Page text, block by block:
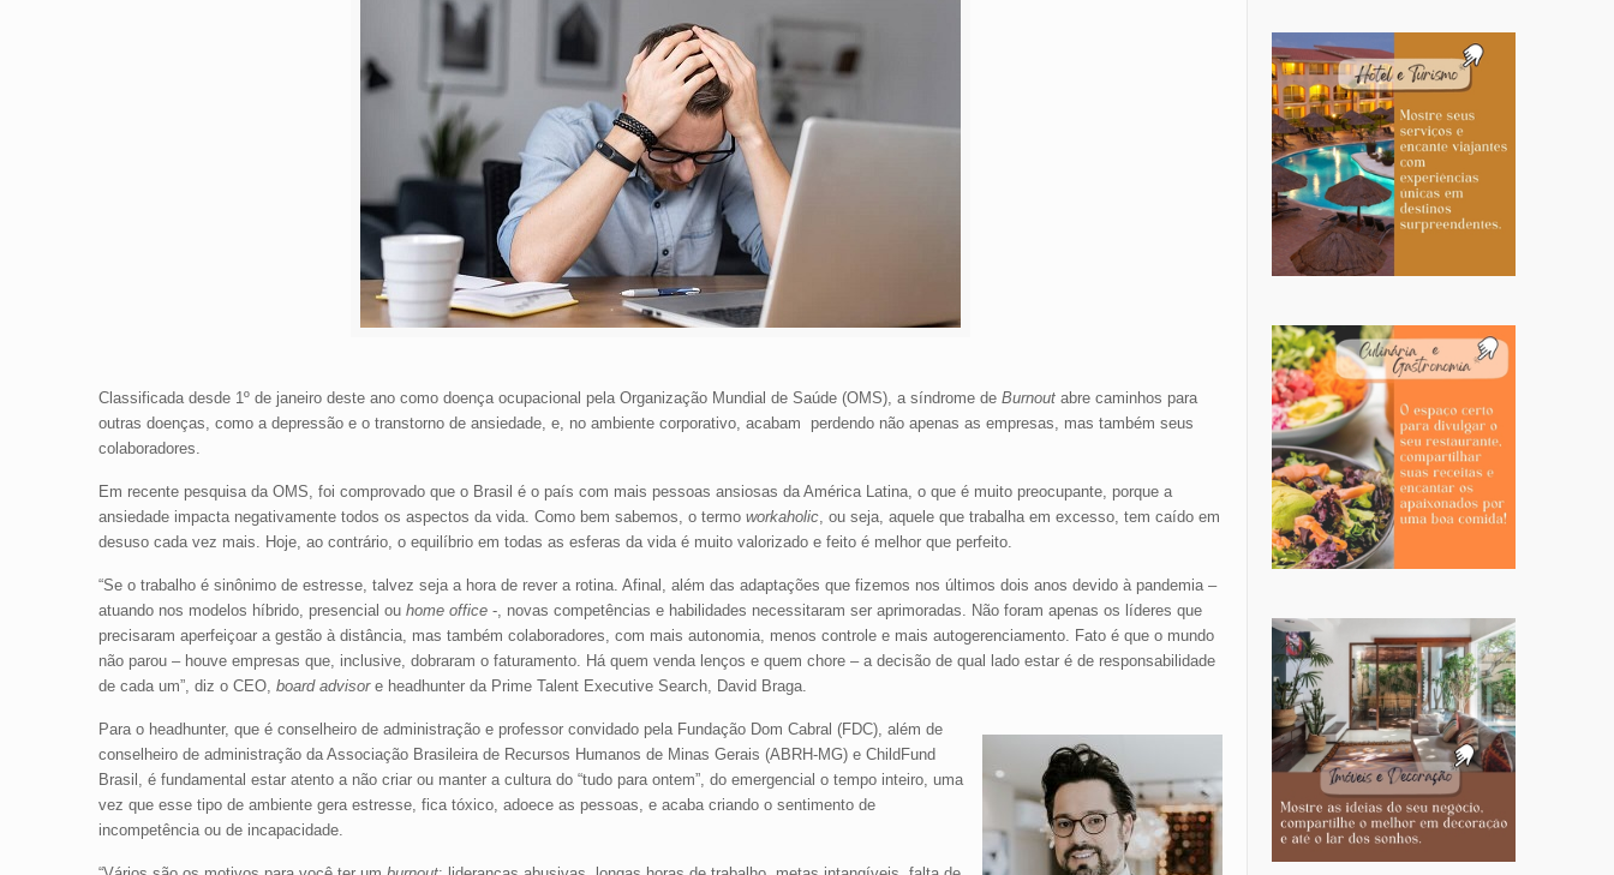
Classificada desde 1º de janeiro deste ano como doença ocupacional pela Organização Mundial de Saúde (OMS), a síndrome de Burnoutabre caminhos para
outras doenças, como a depressão e o transtorno de ansiedade, e, no ambiente corporativo, acabam perdendo não apenas as empresas, mas também seus
colaboradores.
Em recente pesquisa da OMS, foi comprovado que o Brasil é o país com mais pessoas ansiosas da América Latina, o que é muito preocupante, porque a
ansiedade impacta negativamente todos os aspectos da vida. Como bem sabemos, o termoworkaholic, ou seja, aquele que trabalha em excesso, tem caído em
desuso cada vez mais. Hoje, ao contrário, o equilíbrio em todas as esferas da vida é muito valorizado e feito é melhor que perfeito.
“Se o trabalho é sinônimo de estresse, talvez seja a hora de rever a rotina. Afinal, além das adaptações que fizemos nos últimos dois anos devido à pandemia –
atuando nos modelos híbrido, presencial ou home office-, novas competências e habilidades necessitaram ser aprimoradas. Não foram apenas os líderes que
precisaram aperfeiçoar a gestão à distância, mas também colaboradores, com mais autonomia, menos controle e mais autogerenciamento. Fato é que o mundo
não parou – houve empresas que, inclusive, dobraram o faturamento. Há quem venda lenços e quem chore – a decisão de qual lado estar é de responsabilidade
de cada um”, diz o CEO, board advisor e headhunter da Prime Talent Executive Search, David Braga.
Para o headhunter, que é conselheiro de administração e professor convidado pela Fundação Dom Cabral (FDC), além de
conselheiro de administração da Associação Brasileira de Recursos Humanos de Minas Gerais (ABRH-MG) e ChildFund
Brasil, é fundamental estar atento a não criar ou manter a cultura do “tudo para ontem”, do emergencial o tempo inteiro, uma
vez que esse tipo de ambiente gera estresse, fica tóxico, adoece as pessoas, e acaba criando o sentimento de
incompetência ou de incapacidade.